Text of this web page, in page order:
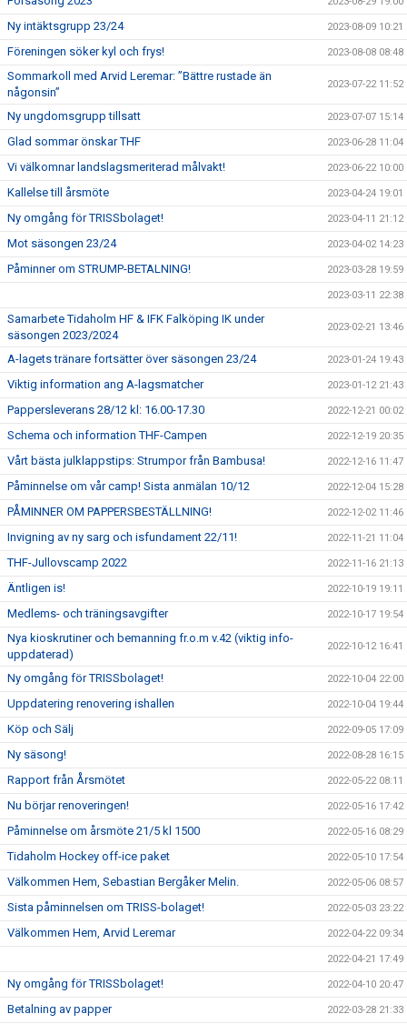
Ny intäktsgrupp 23/24 2023-08-09 10:21
Föreningen söker kyl och frys! 2023-08-08 08:48
Sommarkoll med Arvid Leremar: ”Bättre rustade än
någonsin”
2023-07-22 11:52
Ny ungdomsgrupp tillsatt 2023-07-07 15:14
Glad sommar önskar THF 2023-06-28 11:04
Vi välkomnar landslagsmeriterad målvakt! 2023-06-22 10:00
Kallelse till årsmöte 2023-04-24 19:01
Ny omgång för TRISSbolaget! 2023-04-11 21:12
Mot säsongen 23/24 2023-04-02 14:23
Påminner om STRUMP-BETALNING! 2023-03-28 19:59
2023-03-11 22:38
Samarbete Tidaholm HF & IFK Falköping IK under
säsongen 2023/2024
2023-02-21 13:46
A-lagets tränare fortsätter över säsongen 23/24 2023-01-24 19:43
Viktig information ang A-lagsmatcher 2023-01-12 21:43
Pappersleverans 28/12 kl: 16.00-17.30 2022-12-21 00:02
Schema och information THF-Campen 2022-12-19 20:35
Vårt bästa julklappstips: Strumpor från Bambusa! 2022-12-16 11:47
Påminnelse om vår camp! Sista anmälan 10/12 2022-12-04 15:28
PÅMINNER OM PAPPERSBESTÄLLNING! 2022-12-02 11:46
Invigning av ny sarg och isfundament 22/11! 2022-11-21 11:04
THF-Jullovscamp 2022 2022-11-16 21:13
Äntligen is! 2022-10-19 19:11
Medlems- och träningsavgifter 2022-10-17 19:54
Nya kioskrutiner och bemanning fr.o.m v.42 (viktig info-
uppdaterad)
2022-10-12 16:41
Ny omgång för TRISSbolaget! 2022-10-04 22:00
Uppdatering renovering ishallen 2022-10-04 19:44
Köp och Sälj 2022-09-05 17:09
Ny säsong! 2022-08-28 16:15
Rapport från Årsmötet 2022-05-22 08:11
Nu börjar renoveringen! 2022-05-16 17:42
Påminnelse om årsmöte 21/5 kl 1500 2022-05-16 08:29
Tidaholm Hockey off-ice paket 2022-05-10 17:54
Välkommen Hem, Sebastian Bergåker Melin. 2022-05-06 08:57
Sista påminnelsen om TRISS-bolaget! 2022-05-03 23:22
Välkommen Hem, Arvid Leremar 2022-04-22 09:34
2022-04-21 17:49
Ny omgång för TRISSbolaget! 2022-04-10 20:47
Betalning av papper 2022-03-28 21:33